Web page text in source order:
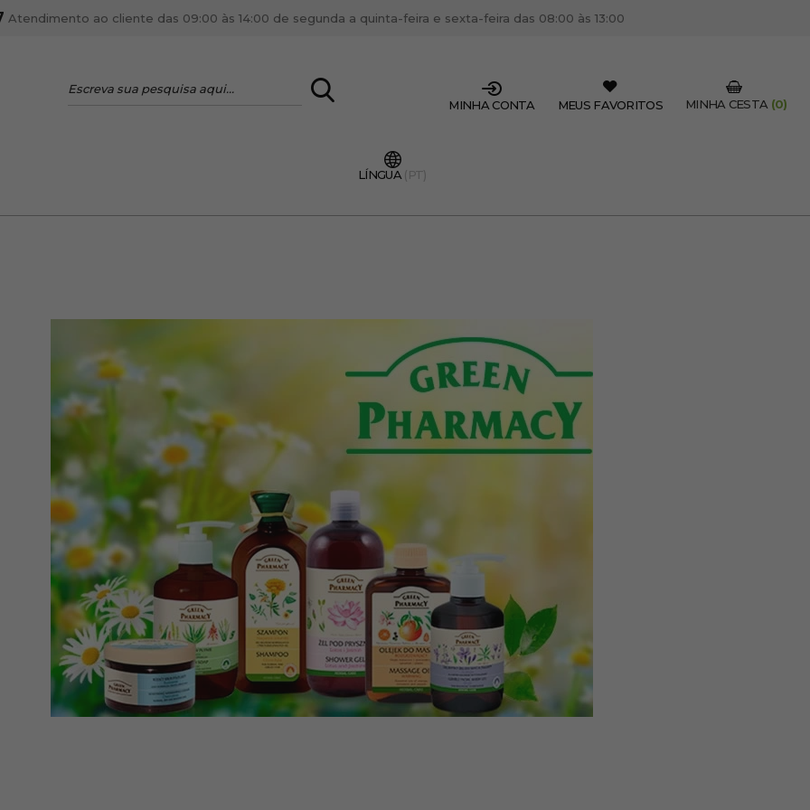
LOGIN
CRIAR CONTA PROFISSIONAL
Atendimento ao cliente das 09:00 às 14:00 de segunda a quinta-feira e sexta-feira das 08:00 às 13:00
MINHA CESTA (0)
MEUS FAVORITOS
MINHA CONTA
LÍNGUA (PT)